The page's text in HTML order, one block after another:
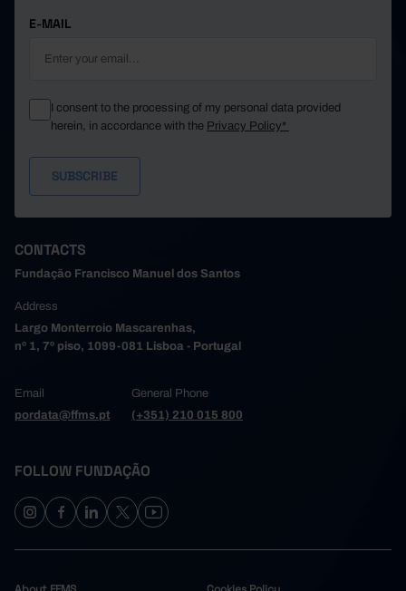
E-MAIL
I consent to the processing of my personal data provided
herein, in accordance with the Privacy Policy*
CONTACTS
Fundação Francisco Manuel dos Santos
Address
Largo Monterroio Mascarenhas,
nº 1, 7º piso, 1099-081 Lisboa - Portugal
Email
pordata@ffms.pt
General Phone
(+351) 210 015 800
FOLLOW FUNDAÇÃO